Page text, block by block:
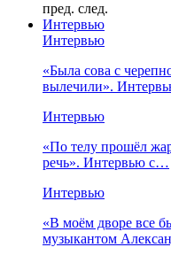
пред. след.
Интервью
Интервью
«Была сова с
вылечили».
Интервью
«По телу прошёл
речь». Интервью с…
Интервью
«В моём дворе все
музыкантом